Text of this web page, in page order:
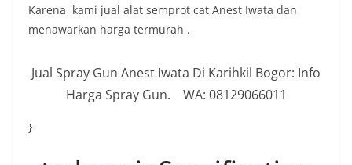
Karena kami jual alat semprot cat Anest Iwata dan
menawarkan harga termurah .
Jual Spray Gun Anest Iwata Di Karihkil Bogor: Info
Harga Spray Gun. WA: 08129066011
}